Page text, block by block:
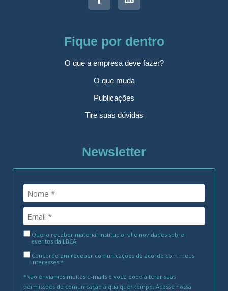
Fique por dentro
O que a empresa deve fazer?
O que muda
Publicações
Tire suas dúvidas
Newsletter
Quero receber material institucional e novidades sobre
eventos da LBCA
Concordo em receber comunicações de acordo com meus
interesses.*
*Não enviamos muitos e-mails e você pode alterar suas
permissões de comunicação a qualquer tempo. Acesse nossa